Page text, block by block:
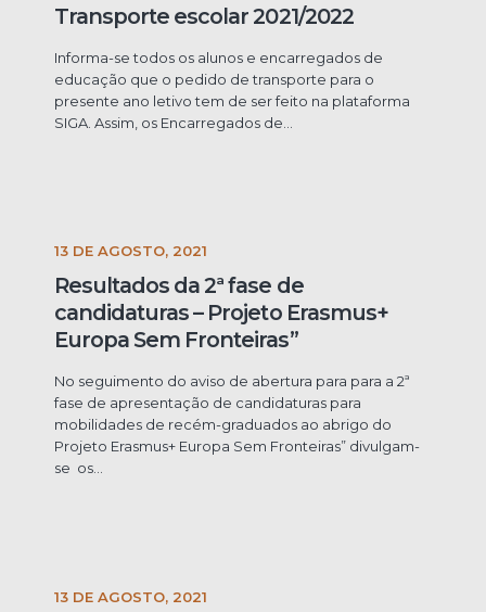
Transporte escolar 2021/2022
Informa-se todos os alunos e encarregados de
educação que o pedido de transporte para o
presente ano letivo tem de ser feito na plataforma
SIGA. Assim, os Encarregados de...
13 DE AGOSTO, 2021
Resultados da 2ª fase de
candidaturas – Projeto Erasmus+
Europa Sem Fronteiras”
No seguimento do aviso de abertura para para a 2ª
fase de apresentação de candidaturas para
mobilidades de recém-graduados ao abrigo do
Projeto Erasmus+ Europa Sem Fronteiras” divulgam-
se os...
13 DE AGOSTO, 2021